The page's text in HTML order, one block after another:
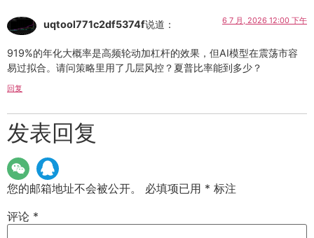
uqtool771c2df5374f说道： 6 7 月, 2026 12:00 下午
919%的年化大概率是高频轮动加杠杆的效果，但AI模型在震荡市容
易过拟合。请问策略里用了几层风控？夏普比率能到多少？
回复
发表回复
您的邮箱地址不会被公开。 必填项已用 * 标注
评论 *